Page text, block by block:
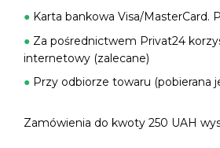
● Karta bankowa Visa/MasterCard.
● Za pośrednictwem Privat24
internetowy (zalecane)
● Przy odbiorze towaru (pobierana
Zamówienia do kwoty 250 UAH